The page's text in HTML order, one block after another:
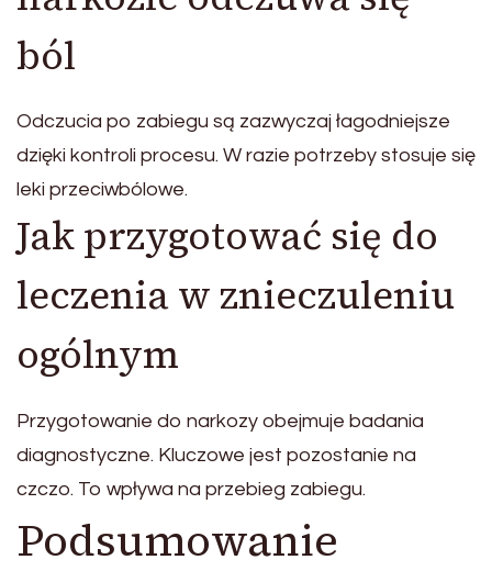
ból
Odczucia po zabiegu są zazwyczaj łagodniejsze
dzięki kontroli procesu. W razie potrzeby stosuje się
leki przeciwbólowe.
Jak przygotować się do
leczenia w znieczuleniu
ogólnym
Przygotowanie do narkozy obejmuje badania
diagnostyczne. Kluczowe jest pozostanie na
czczo. To wpływa na przebieg zabiegu.
Podsumowanie